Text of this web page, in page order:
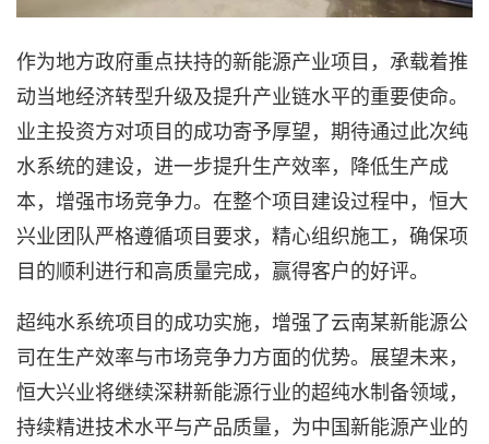
作为地方政府重点扶持的新能源产业项目，承载着推
动当地经济转型升级及提升产业链水平的重要使命。
业主投资方对项目的成功寄予厚望，期待通过此次纯
水系统的建设，进一步提升生产效率，降低生产成
本，增强市场竞争力。在整个项目建设过程中，恒大
兴业团队严格遵循项目要求，精心组织施工，确保项
目的顺利进行和高质量完成，赢得客户的好评。
超纯水系统项目的成功实施，增强了云南某新能源公
司在生产效率与市场竞争力方面的优势。展望未来，
恒大兴业将继续深耕新能源行业的超纯水制备领域，
持续精进技术水平与产品质量，为中国新能源产业的